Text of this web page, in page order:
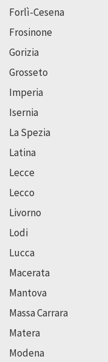
Forlì-Cesena
Frosinone
Gorizia
Grosseto
Imperia
Isernia
La Spezia
Latina
Lecce
Lecco
Livorno
Lodi
Lucca
Macerata
Mantova
Massa Carrara
Matera
Modena